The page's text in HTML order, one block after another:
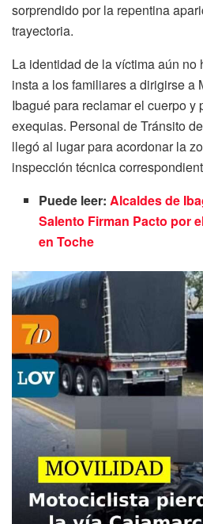
sorprendido por la repentina
trayectoria.
La identidad de la víctima aún no
insta a los familiares a dirigirse a
Ibagué para reclamar el cuerpo y
exequias. Personal de Tránsito
llegó al lugar para acordonar la
inspección técnica
Puede leer:Alcaldes de
Salento Firman Pacto por
en Toche